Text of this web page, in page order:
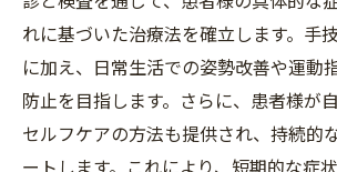
れに基づいた治療法を確立します。手
に加え、日常生活での姿勢改善や運動
防止を目指します。さらに、患者様が
セルフケアの方法も提供され、持続的
ートします。これにより、短期的な症